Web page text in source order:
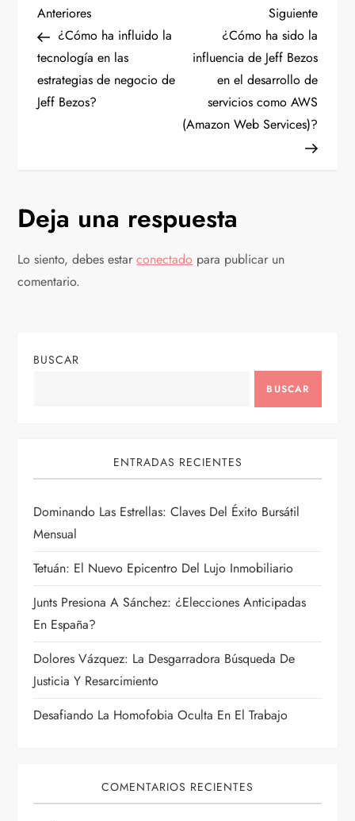
N
a
v
a
c
i
n
e
n
t
r
a
d
a
s
Entrada
anterior
Anteriores
¿Cómo ha influido la
tecnología en las
estrategias de negocio de
Jeff Bezos?
Siguiente
¿Cómo ha sido la
influencia de Jeff Bezos
en el desarrollo de
servicios como AWS
(Amazon Web Services)?
Deja una respuesta
Lo siento, debes estarconectado para publicar un
comentario.
BUSCAR
BUSCAR
ENTRADAS RECIENTES
Dominando Las Estrellas: Claves Del Éxito Bursátil
Mensual
Tetuán: El Nuevo Epicentro Del Lujo Inmobiliario
Junts Presiona A Sánchez: ¿Elecciones Anticipadas
En España?
Dolores Vázquez: La Desgarradora Búsqueda De
Justicia Y Resarcimiento
Desafiando La Homofobia Oculta En El Trabajo
COMENTARIOS RECIENTES